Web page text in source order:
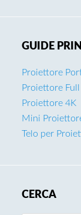
GUIDE
Proiettore
Proiettore
Proiettore 4K
Mini
Telo per
CERCA